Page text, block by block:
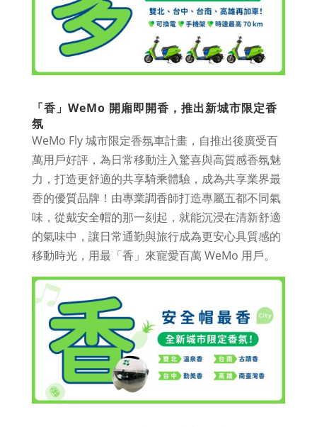
「香」WeMo 開廂即開香，推出新城市限定香
氛
WeMo Fly 城市限定香氛車計畫，自推出後廣受百
萬用戶好評，為日常移動注入驚喜與高質感香氛魅
力，打造更舒適的共享騎乘體驗，成為共享業界最
香的優質品牌！由專業調香師打造專屬五都不同氣
味，從戴安全帽的那一刻起，就能沉浸在清新舒適
的氣味中，讓日常通勤與旅行成為更安心具質感的
移動時光，用最「香」來寵愛百萬 WeMo 用戶。